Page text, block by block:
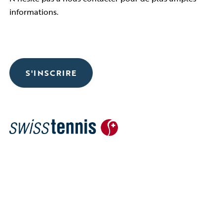
informations.
S'INSCRIRE